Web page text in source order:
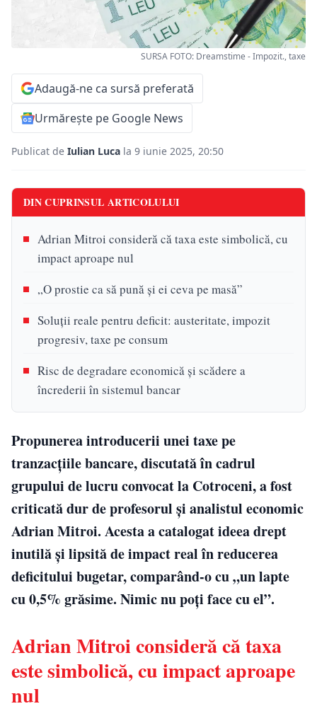
SURSA FOTO: Dreamstime - Impozit., taxe
Adaugă-ne ca sursă preferată
Urmărește pe Google News
Publicat de Iulian Luca la 9 iunie 2025, 20:50
DIN CUPRINSUL ARTICOLULUI
Adrian Mitroi consideră că taxa este simbolică, cu
impact aproape nul
„O prostie ca să pună și ei ceva pe masă”
Soluții reale pentru deficit: austeritate, impozit
progresiv, taxe pe consum
Risc de degradare economică și scădere a
încrederii în sistemul bancar
Propunerea introducerii unei taxe pe
tranzacțiile bancare, discutată în cadrul
grupului de lucru convocat la Cotroceni, a fost
criticată dur de profesorul și analistul economic
Adrian Mitroi. Acesta a catalogat ideea drept
inutilă și lipsită de impact real în reducerea
deficitului bugetar, comparând-o cu „un lapte
cu 0,5% grăsime. Nimic nu poți face cu el”.
Adrian Mitroi consideră că taxa
este simbolică, cu impact aproape
nul